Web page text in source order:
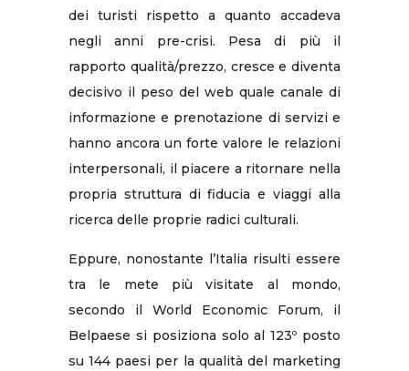
dei turisti rispetto a quanto accadeva
negli anni pre-crisi. Pesa di più il
rapporto qualità/prezzo, cresce e diventa
decisivo il peso del web quale canale di
informazione e prenotazione di servizi e
hanno ancora un forte valore le relazioni
interpersonali, il piacere a ritornare nella
propria struttura di fiducia e viaggi alla
ricerca delle proprie radici culturali.
Eppure, nonostante l’Italia risulti essere
tra le mete più visitate al mondo,
secondo il World Economic Forum, il
Belpaese si posiziona solo al 123º posto
su 144 paesi per la qualità del marketing